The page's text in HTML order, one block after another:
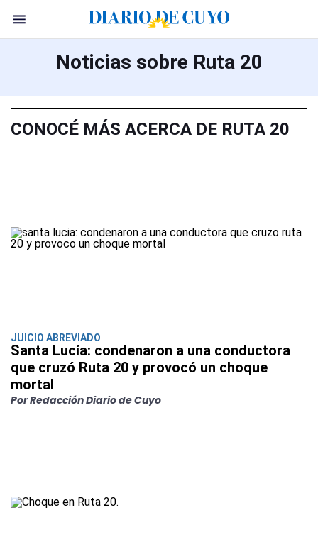
Noticias sobre Ruta 20
CONOCÉ MÁS ACERCA DE RUTA 20
JUICIO ABREVIADO
Santa Lucía: condenaron a una conductora
que cruzó Ruta 20 y provocó un choque
mortal
Por Redacción Diario de Cuyo